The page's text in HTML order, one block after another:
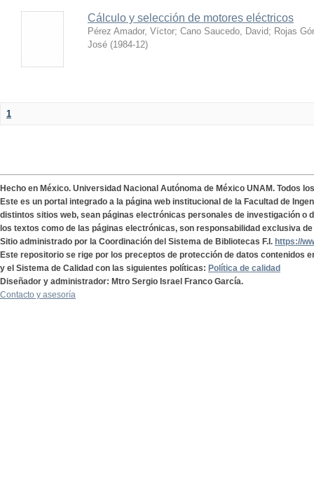
Cálculo y selección de motores eléctricos
Pérez Amador, Víctor; Cano Saucedo, David; Rojas
José (1984-12)
1
Hecho en México. Universidad Nacional Autónoma de México UNAM. Todos
Este es un portal integrado a la página web institucional de la Facultad de
distintos sitios web, sean páginas electrónicas personales de investigación o
los textos como de las páginas electrónicas, son responsabilidad exclusiva
Sitio administrado por la Coordinación del Sistema de Bibliotecas F.I. https://
Este repositorio se rige por los preceptos de protección de datos contenidos
y el Sistema de Calidad con las siguientes políticas: Política de calidad
Diseñador y administrador: Mtro Sergio Israel Franco García.
Contacto y asesoría